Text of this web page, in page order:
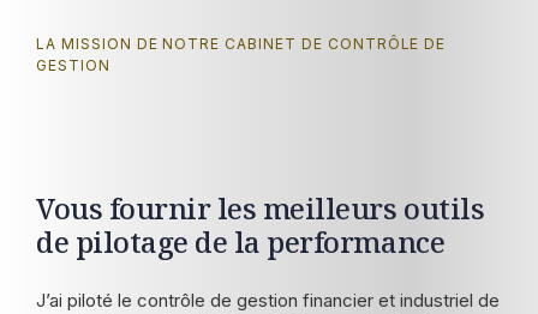
LA MISSION DE NOTRE CABINET DE CONTRÔLE DE
GESTION
Vous fournir les meilleurs outils
de pilotage de la performance
J’ai piloté le contrôle de gestion financier et industriel de